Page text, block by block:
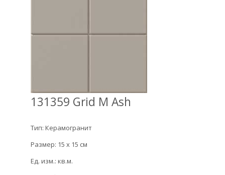
131359 Grid M Ash
Тип: Керамогранит
Размер: 15 x 15 см
Ед. изм.: кв.м.